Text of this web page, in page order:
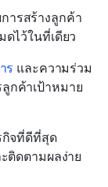
ารสร้างลูกค้า
ไว้ในที่เดียว
ร และความร่วม
กค้าเป้าหมาย
กิจที่ดีที่สุด
ติดตามผลง่าย